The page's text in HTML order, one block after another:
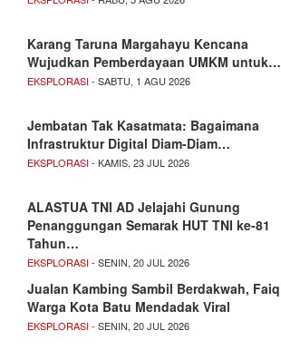
Karang Taruna Margahayu Kencana
Wujudkan Pemberdayaan UMKM untuk…
EKSPLORASI- SABTU, 1 AGU 2026
Jembatan Tak Kasatmata: Bagaimana
Infrastruktur Digital Diam-Diam…
EKSPLORASI- KAMIS, 23 JUL 2026
ALASTUA TNI AD Jelajahi Gunung
Penanggungan Semarak HUT TNI ke-81
Tahun…
EKSPLORASI- SENIN, 20 JUL 2026
Jualan Kambing Sambil Berdakwah, Faiq
Warga Kota Batu Mendadak Viral
EKSPLORASI- SENIN, 20 JUL 2026